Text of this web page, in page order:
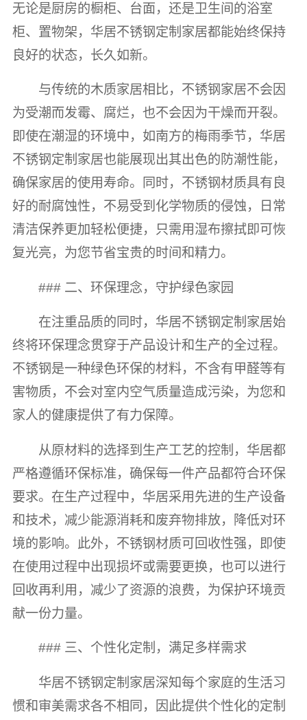
无论是厨房的橱柜、台面，还是卫生间的浴室
柜、置物架，华居不锈钢定制家居都能始终保持
良好的状态，长久如新。
与传统的木质家居相比，不锈钢家居不会因
为受潮而发霉、腐烂，也不会因为干燥而开裂。
即使在潮湿的环境中，如南方的梅雨季节，华居
不锈钢定制家居也能展现出其出色的防潮性能，
确保家居的使用寿命。同时，不锈钢材质具有良
好的耐腐蚀性，不易受到化学物质的侵蚀，日常
清洁保养更加轻松便捷，只需用湿布擦拭即可恢
复光亮，为您节省宝贵的时间和精力。
### 二、环保理念，守护绿色家园
在注重品质的同时，华居不锈钢定制家居始
终将环保理念贯穿于产品设计和生产的全过程。
不锈钢是一种绿色环保的材料，不含有甲醛等有
害物质，不会对室内空气质量造成污染，为您和
家人的健康提供了有力保障。
从原材料的选择到生产工艺的控制，华居都
严格遵循环保标准，确保每一件产品都符合环保
要求。在生产过程中，华居采用先进的生产设备
和技术，减少能源消耗和废弃物排放，降低对环
境的影响。此外，不锈钢材质可回收性强，即使
在使用过程中出现损坏或需要更换，也可以进行
回收再利用，减少了资源的浪费，为保护环境贡
献一份力量。
### 三、个性化定制，满足多样需求
华居不锈钢定制家居深知每个家庭的生活习
惯和审美需求各不相同，因此提供个性化的定制